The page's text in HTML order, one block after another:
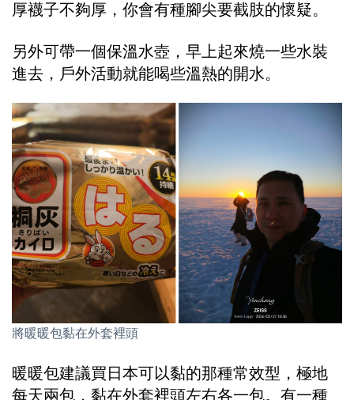
厚襪子不夠厚，你會有種腳尖要截肢的懷疑。
另外可帶一個保溫水壺，早上起來燒一些水裝
進去，戶外活動就能喝些溫熱的開水。
將暖暖包黏在外套裡頭
暖暖包建議買日本可以黏的那種常效型，極地
每天兩包，黏在外套裡頭左右各一包。有一種